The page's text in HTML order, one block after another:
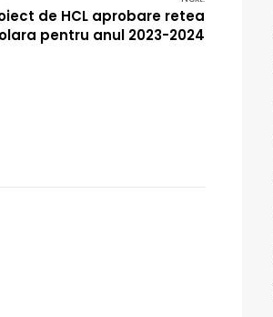
de HCL aprobare retea
pentru anul 2023-2024